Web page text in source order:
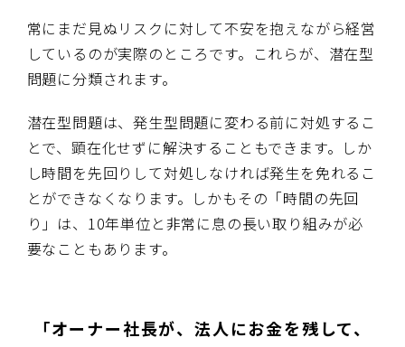
常にまだ見ぬリスクに対して不安を抱えながら経営
しているのが実際のところです。これらが、潜在型
問題に分類されます。
潜在型問題は、発生型問題に変わる前に対処するこ
とで、顕在化せずに解決することもできます。しか
し時間を先回りして対処しなければ発生を免れるこ
とができなくなります。しかもその「時間の先回
り」は、10年単位と非常に息の長い取り組みが必
要なこともあります。
「オーナー社長が、法人にお金を残して、